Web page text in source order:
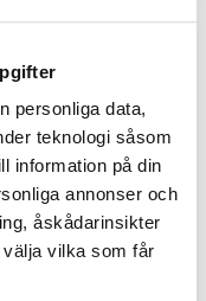
personliga data,
teknologi såsom
information på din
annonser och
åskådarinsikter
vilka som får
visar barn och
när
sig på ett
att alla alltid